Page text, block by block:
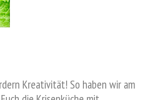
Kreativität! So haben wir am